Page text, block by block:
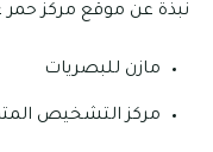
نبذة عن موقع مركز حمر
مازن للبصريات
مركز التشخيص